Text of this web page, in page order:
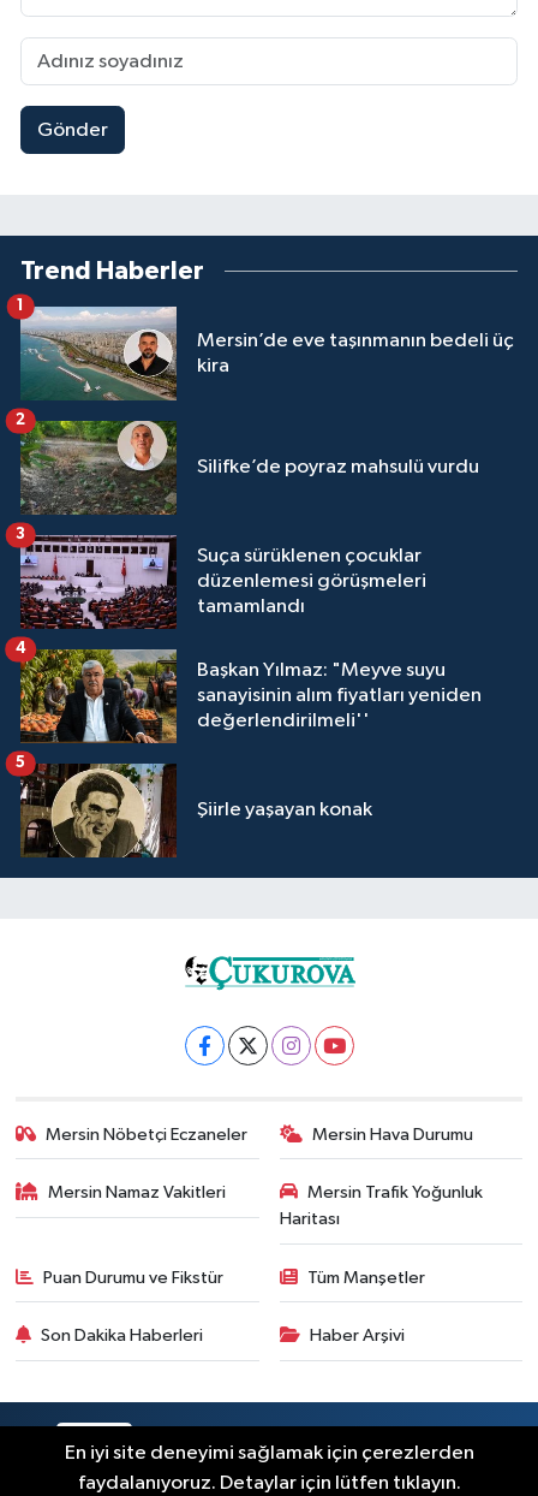
Gönder
Trend Haberler
Mersin’de eve taşınmanın bedeli üç
kira
1
Silifke’de poyraz mahsulü vurdu
2
Suça sürüklenen çocuklar
düzenlemesi görüşmeleri
tamamlandı
3
Başkan Yılmaz: "Meyve suyu
sanayisinin alım fiyatları yeniden
değerlendirilmeli''
4
Şiirle yaşayan konak
5
Mersin Nöbetçi Eczaneler Mersin Hava Durumu
Mersin Namaz Vakitleri
Mersin Trafik Yoğunluk
Haritası
Puan Durumu ve Fikstür Tüm Manşetler
Son Dakika Haberleri Haber Arşivi
RSS Copyright © 2025. Her hakkı saklıdır.
En iyi site deneyimi sağlamak için çerezlerden
faydalanıyoruz. Detaylar için lütfen tıklayın.